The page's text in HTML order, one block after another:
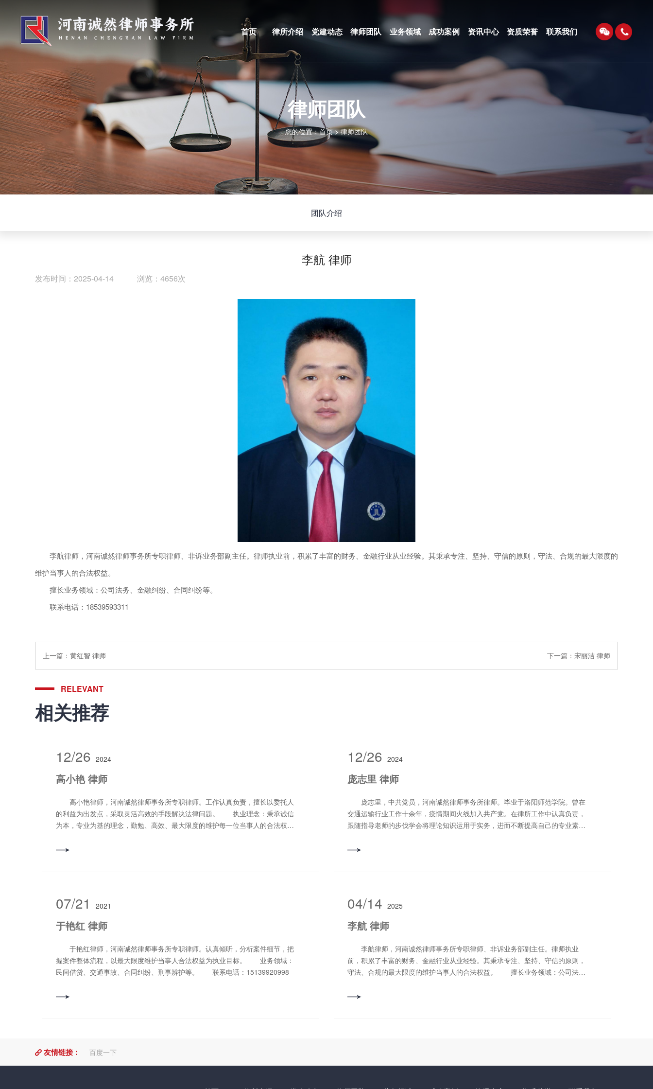
首页 律所介绍 党建动态 律师团队 业务领域 成功案例 资讯中心 资质荣誉 联系我们
律师团队
您的位置：首页>律师团队
团队介绍
李航 律师
发布时间：2025-04-14 浏览：4656次
李航律师，河南诚然律师事务所专职律师、非诉业务部副主任。律师执业前，积累了丰富的财务、金融行业从业经验。其秉承专注、坚持、守信的原则，守法、合规的最大限度的
维护当事人的合法权益。
擅长业务领域：公司法务、金融纠纷、合同纠纷等。
联系电话：18539593311
上一篇： 黄红智 律师 下一篇： 宋丽洁 律师
RELEVANT
相关推荐
12/26 2024
高小艳 律师
高小艳律师，河南诚然律师事务所专职律师。工作认真负责，擅长以委托人
的利益为出发点，采取灵活高效的手段解决法律问题。 执业理念：秉承诚信
为本，专业为基的理念，勤勉、高效、最大限度的维护每一位当事人的合法权
等。 联系电话：15003799256
12/26 2024
庞志里 律师
庞志里，中共党员，河南诚然律师事务所律师。毕业于洛阳师范学院。曾在
交通运输行业工作十余年，疫情期间火线加入共产党。在律所工作中认真负责，
跟随指导老师的步伐学会将理论知识运用于实务，进而不断提高自己的专业素
刑事辩护、民事纠纷、合同纠纷、劳动争议等。 联系电话：18638899001
07/21 2021
于艳红 律师
于艳红律师，河南诚然律师事务所专职律师。认真倾听，分析案件细节，把
握案件整体流程，以最大限度维护当事人合法权益为执业目标。 业务领域：
民间借贷、交通事故、合同纠纷、刑事辨护等。 联系电话：15139920998
04/14 2025
李航 律师
李航律师，河南诚然律师事务所专职律师、非诉业务部副主任。律师执业
前，积累了丰富的财务、金融行业从业经验。其秉承专注、坚持、守信的原则，
守法、合规的最大限度的维护当事人的合法权益。 擅长业务领域：公司法
友情链接： 百度一下